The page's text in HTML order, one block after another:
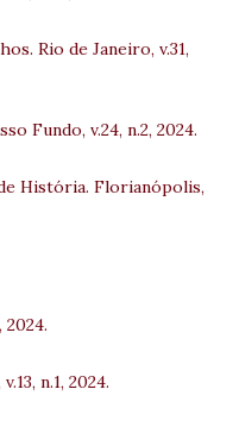
Rio de Janeiro, v.31,
Fundo, v.24, n.2, 2024.
História. Florianópolis,
2024.
n.1, 2024.